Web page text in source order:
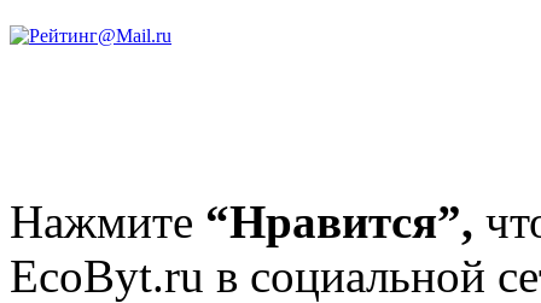
Нажмите “Нравится”,
EcoByt.ru в социальной